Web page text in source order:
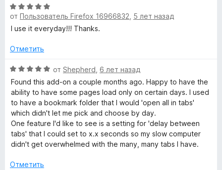
5
О
ц
е
е
о
н
а
5
и
з
5
от Пользователь Firefox 16966832 5 лет назад
I use it everyday!!! Thanks.
Отметить
О
ц
е
н
е
н
о
н
5
от Shepherd 6 лет назад
Found this add-on a couple months ago. Happy to have the
ability to have some pages load only on certain days. I used
to have a bookmark folder that I would 'open all in tabs'
which didn't let me pick and choose by day.
One feature I'd like to see is a setting for 'delay between
tabs' that I could set to x.x seconds so my slow computer
didn't get overwhelmed with the many, many tabs I have.
Отметить